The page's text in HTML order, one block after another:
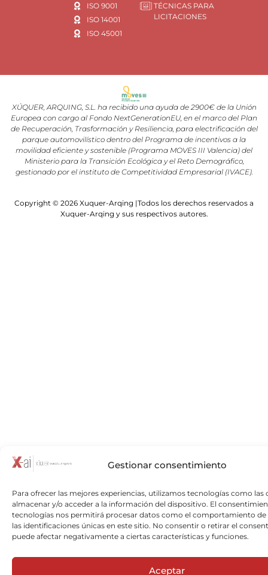
Gestionar consentimiento
Para ofrecer las mejores experiencias, utilizamos tecnologías como las
almacenar y/o acceder a la información del dispositivo. El
tecnologías nos permitirá procesar datos como el comportamiento de
las identificaciones únicas en este sitio. No consentir o retirar el
puede afectar negativamente a ciertas características y funciones.
Aceptar
ISO 9001
ISO 14001
ISO 45001
TÉCNICAS PARA
LICITACIONES
XÚQUER, ARQUING, S.L. ha recibido una ayuda de 2900€ de la Unión
Europea con cargo al Fondo NextGenerationEU, en el marco del Plan
de Recuperación, Trasformación y Resiliencia, para electrificación del
parque automovilístico dentro del Programa de incentivos a la
movilidad eficiente y sostenible (Programa MOVES III Valencia) del
Ministerio para la Transición Ecológica y el Reto Demográfico,
gestionado por el instituto de Competitividad Empresarial (IVACE).
Copyright © 2026 Xuquer-Arqing |Todos los derechos reservados a
Xuquer-Arqing y sus respectivos autores.